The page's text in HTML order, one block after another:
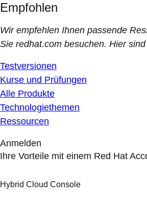
Empfohlen
Wir empfehlen Ihnen passende
Sie redhat.com besuchen. Hier
Testversionen
Kurse und Prüfungen
Alle Produkte
Technologiethemen
Ressourcen
Anmelden
Ihre Vorteile mit einem Red Hat
Hybrid Cloud Console